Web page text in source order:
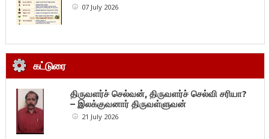
07 July 2026
கட்டுரை
திருவளர்ச் செல்வன், திருவளர்ச் செல்வி சரியா?
– இலக்குவனார் திருவள்ளுவன்
21 July 2026